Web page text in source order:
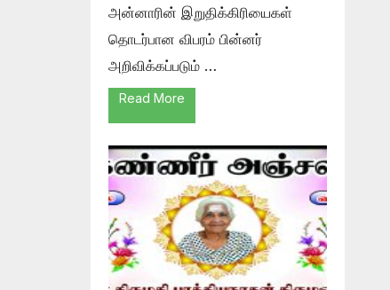
அன்னாரின் இறுதிக்கிரியைகள்
தொடர்பான விபரம் பின்னர்
அறிவிக்கப்படும் …
Read More